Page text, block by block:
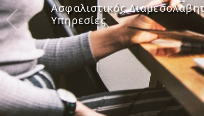
Ασφαλιστικός
Υπηρεσίες